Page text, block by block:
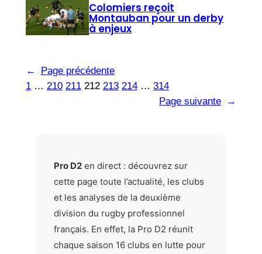
Colomiers reçoit
Montauban pour un derby
à enjeux
←
Page précédente
1 … 210 211 212 213 214 … 314
Page suivante
→
Pro D2en direct : découvrez sur
cette page toute l’actualité, les clubs
et les analyses de la deuxième
division du rugby professionnel
français. En effet, la Pro D2 réunit
chaque saison 16 clubs en lutte pour